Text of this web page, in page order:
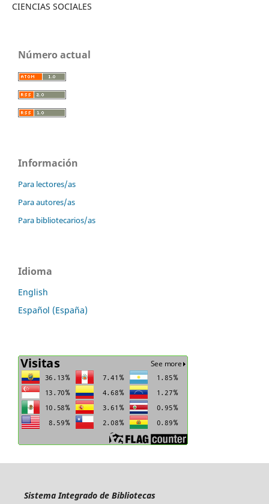
CIENCIAS SOCIALES
Número actual
Información
Para lectores/as
Para autores/as
Para bibliotecarios/as
Idioma
English
Español (España)
Sistema Integrado de Bibliotecas